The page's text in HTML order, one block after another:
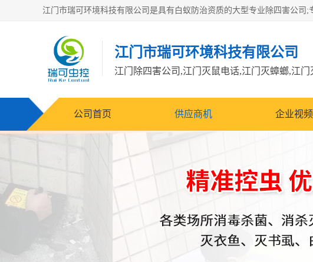
江门市瑞可环境科技有限公司
公司首页 供应商机 企业视频